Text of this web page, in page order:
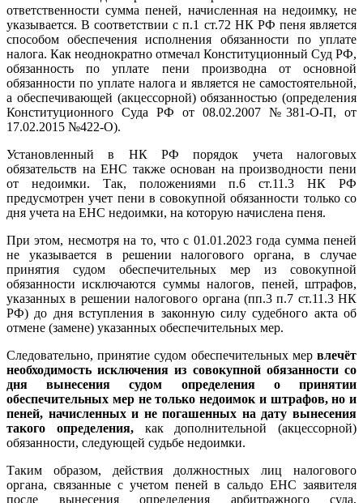
ответственности сумма пеней, начисленная на недоимку, не
указывается. В соответствии с п.1 ст.72 НК РФ пеня является
способом обеспечения исполнения обязанности по уплате
налога. Как неоднократно отмечал Конституционный Суд РФ,
обязанность по уплате пени производна от основной
обязанности по уплате налога и является не самостоятельной,
а обеспечивающей (акцессорной) обязанностью (определения
Конституционного Суда РФ от 08.02.2007 №381-О-П, от
17.02.2015 №422-О).
Установленный в НК РФ порядок учета налоговых
обязательств на ЕНС также основан на производности пени
от недоимки. Так, положениями п.6 ст.11.3 НК РФ
предусмотрен учет пени в совокупной обязанности только со
дня учета на ЕНС недоимки, на которую начислена пеня.
При этом, несмотря на то, что с 01.01.2023 года сумма пеней
не указывается в решении налогового органа, в случае
принятия судом обеспечительных мер из совокупной
обязанности исключаются суммы налогов, пеней, штрафов,
указанных в решении налогового органа (пп.3 п.7 ст.11.3 НК
РФ) до дня вступления в законную силу судебного акта об
отмене (замене) указанных обеспечительных мер.
Следовательно, принятие судом обеспечительных мер влечёт
необходимость исключения из совокупной обязанности со
дня вынесения судом определения о принятии
обеспечительных мер не только недоимок и штрафов, но и
пеней, начисленных и не погашенных на дату вынесения
такого определения,как дополнительной (акцессорной)
обязанности, следующей судьбе недоимки.
Таким образом, действия должностных лиц налогового
органа, связанные с учетом пеней в сальдо ЕНС заявителя
после вынесения определения арбитражного суда,